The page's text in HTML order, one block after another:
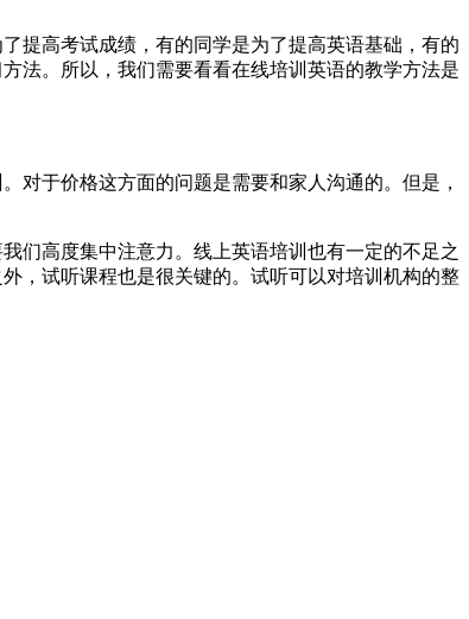
提高考试成绩，有的同学是为了提高英语基础，有的
法。所以，我们需要看看在线培训英语的教学方法是
对于价格这方面的问题是需要和家人沟通的。但是，
们高度集中注意力。线上英语培训也有一定的不足之
，试听课程也是很关键的。试听可以对培训机构的整